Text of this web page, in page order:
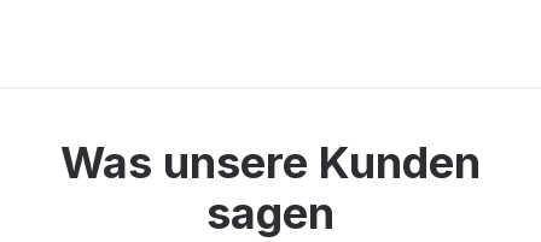
Was unsere Kunden
sagen